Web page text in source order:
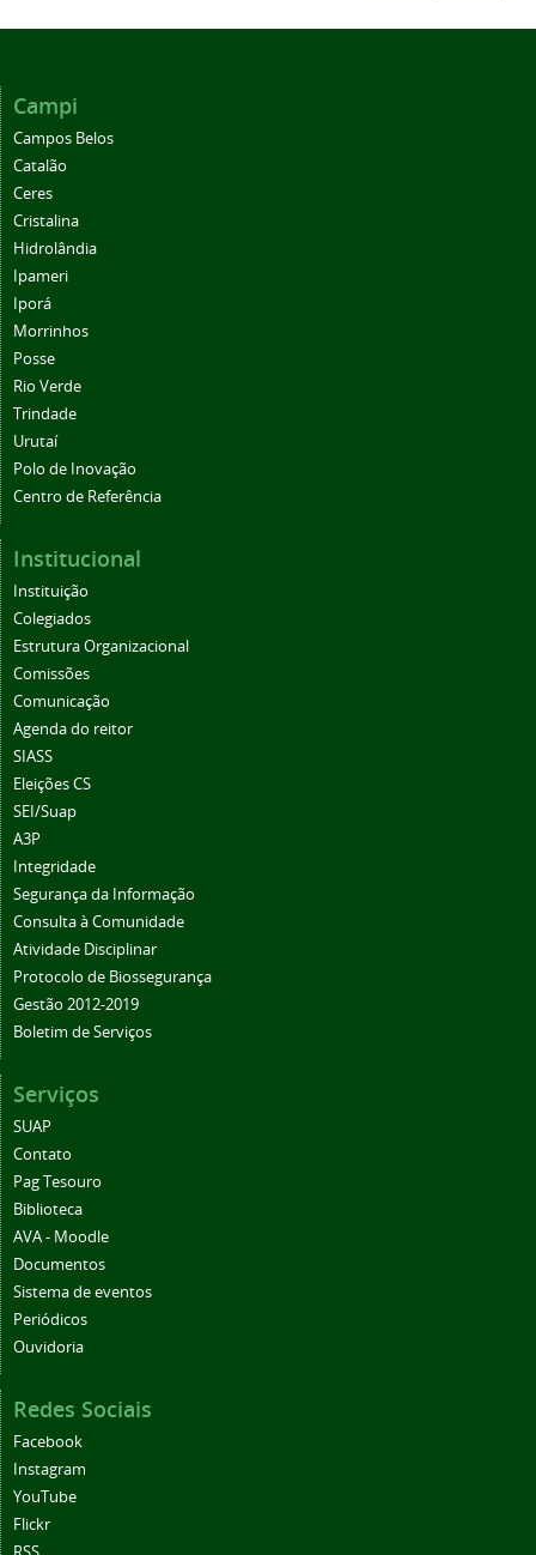
Campi
Campos Belos
Catalão
Ceres
Cristalina
Hidrolândia
Ipameri
Iporá
Morrinhos
Posse
Rio Verde
Trindade
Urutaí
Polo de Inovação
Centro de Referência
Institucional
Instituição
Colegiados
Estrutura Organizacional
Comissões
Comunicação
Agenda do reitor
SIASS
Eleições CS
SEI/Suap
A3P
Integridade
Segurança da Informação
Consulta à Comunidade
Atividade Disciplinar
Protocolo de Biossegurança
Gestão 2012-2019
Boletim de Serviços
Serviços
SUAP
Contato
Pag Tesouro
Biblioteca
AVA - Moodle
Documentos
Sistema de eventos
Periódicos
Ouvidoria
Redes Sociais
Facebook
Instagram
YouTube
Flickr